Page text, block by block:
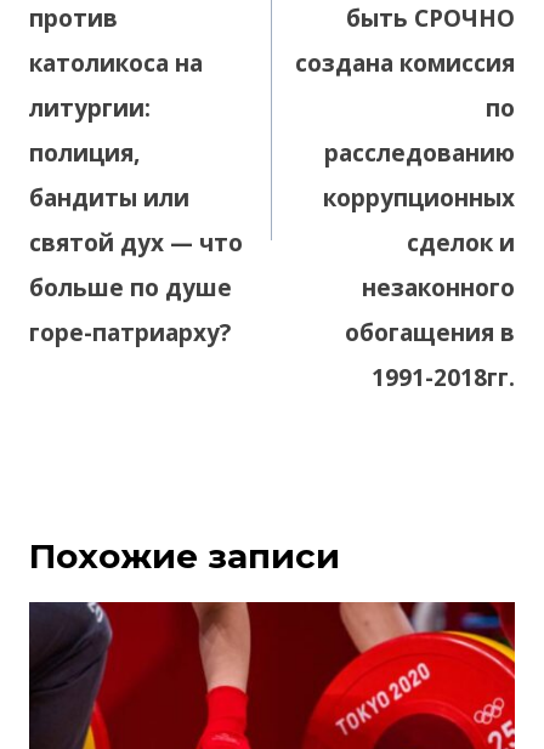
против
католикоса на
литургии:
полиция,
бандиты или
святой дух — что
больше по душе
горе-патриарху?
быть СРОЧНО
создана комиссия
по
расследованию
коррупционных
сделок и
незаконного
обогащения в
1991-2018гг.
Похожие записи